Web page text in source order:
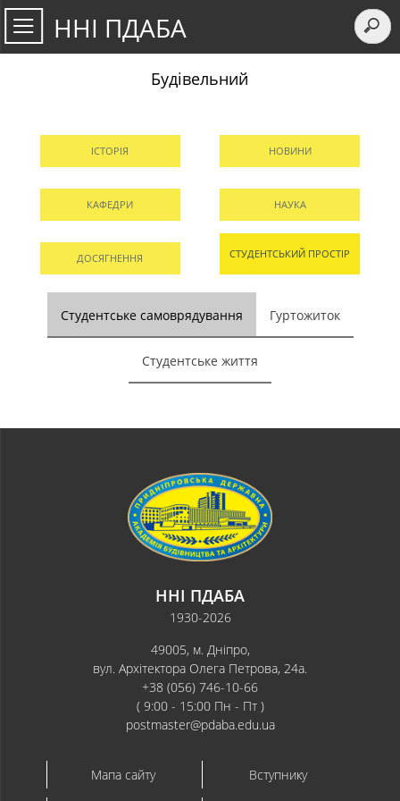
ННІ ПДАБА
Будівельний
ІСТОРІЯ НОВИНИ
КАФЕДРИ НАУКА
ДОСЯГНЕННЯ СТУДЕНТСЬКИЙ ПРОСТІР
Студентське самоврядування Гуртожиток
Студентське життя
ННІ ПДАБА
1930-2026
49005, м. Дніпро,
вул. Архітектора Олега Петрова, 24а.
+38 (056) 746-10-66
( 9:00 - 15:00 Пн - Пт )
postmaster@pdaba.edu.ua
Мапа сайту Вступнику